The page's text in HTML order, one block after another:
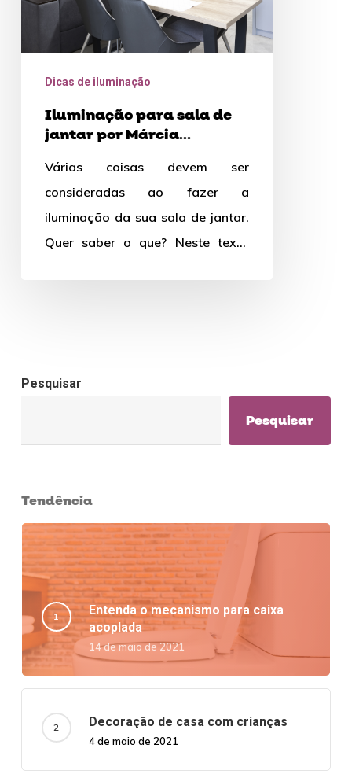
Figueiredo
Dicas de iluminação
Iluminação para sala de
jantar por Márcia
Várias coisas devem ser
consideradas ao fazer a
iluminação da sua sala de jantar.
Quer saber o que? Neste texto
Pesquisar
Pesquisar
Tendência
Entenda o mecanismo para caixa
acoplada
14 de maio de 2021
Decoração de casa com crianças
4 de maio de 2021